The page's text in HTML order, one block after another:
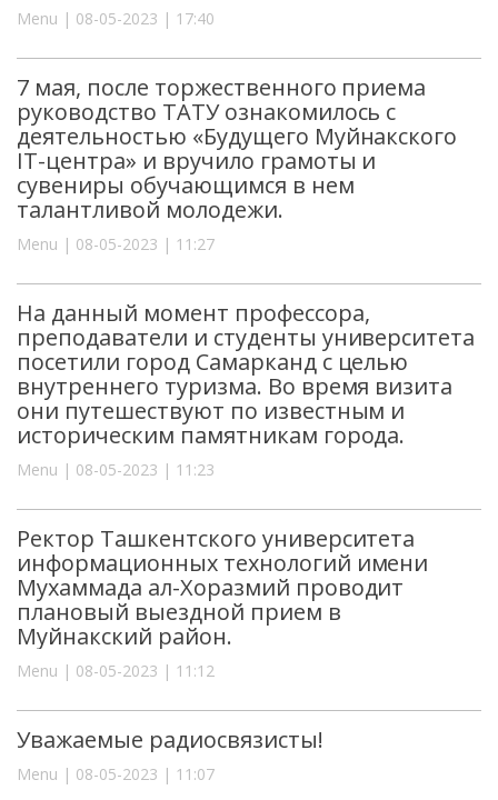
Menu | 08-05-2023 | 17:40
7 мая, после торжественного приема
руководство ТАТУ ознакомилось с
деятельностью «Будущего Муйнакского
IT-центра» и вручило грамоты и
сувениры обучающимся в нем
талантливой молодежи.
Menu | 08-05-2023 | 11:27
На данный момент профессора,
преподаватели и студенты университета
посетили город Самарканд с целью
внутреннего туризма. Во время визита
они путешествуют по известным и
историческим памятникам города.
Menu | 08-05-2023 | 11:23
Ректор Ташкентского университета
информационных технологий имени
Мухаммада ал-Хоразмий проводит
плановый выездной прием в
Муйнакский район.
Menu | 08-05-2023 | 11:12
Уважаемые радиосвязисты!
Menu | 08-05-2023 | 11:07